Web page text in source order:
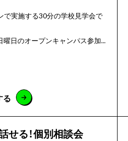
で実施する30分の学校見学会で
曜日のオープンキャンパス参加...
る
せる！個別相談会